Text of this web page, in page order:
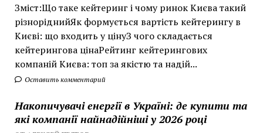
Зміст:Що таке кейтеринг і чому ринок Києва такий
різноріднийЯк формується вартість кейтерингу в
Києві: що входить у цінуЗ чого складається
кейтерингова цінаРейтинг кейтерингових
компаній Києва: топ за якістю та надій...
Оставить комментарий
Накопичувачі енергії в Україні: де купити та
які компанії найнадійніші у 2026 році